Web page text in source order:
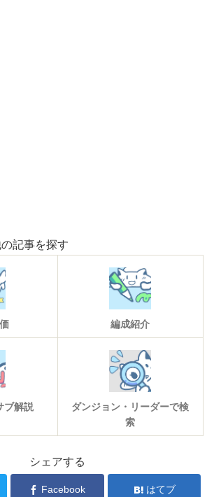
を探す
編成紹介
ブ解説
ダンジョン・リーダーで検
索
シェアする
Facebook はてブ